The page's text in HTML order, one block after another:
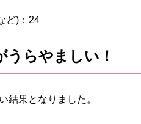
ど)：24
らやましい！
結果となりました。